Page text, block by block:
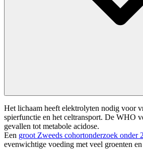
Het lichaam heeft elektrolyten nodig voor
spierfunctie en het celtransport. De WHO
gevallen tot metabole acidose.
Een groot Zweeds cohortonderzoek onder
evenwichtige voeding met veel groenten